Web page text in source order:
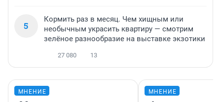
5
Кормить раз в месяц. Чем хищным или
необычным украсить квартиру — смотрим
зелёное разнообразие на выставке экзотики
27 080 13
МНЕНИЕ МНЕНИЕ